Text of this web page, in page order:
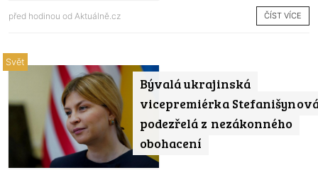
před hodinou od Aktuálně.cz ČÍST VÍCE
Bývalá ukrajinská
vicepremiérka
podezřelá z nezákonného
obohacení
Svět